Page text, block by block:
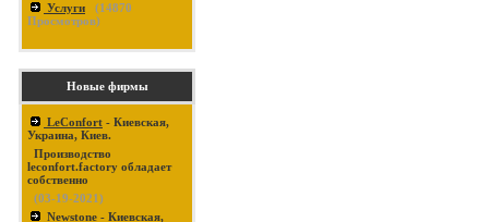
Услуги (14870
Просмотров)
Новые фирмы
LeConfort - Киевская,
Украина, Киев.
Производство
leconfort.factory обладает
собственно
(03-19-2021)
Newstone - Киевская,